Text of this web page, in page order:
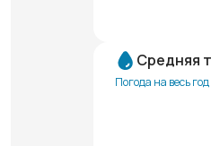
Средняя
Погода на весь год